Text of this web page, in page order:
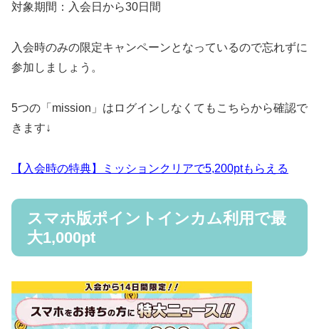
対象期間：入会日から30日間
入会時のみの限定キャンペーンとなっているので忘れずに
参加しましょう。
5つの「mission」はログインしなくてもこちらから確認で
きます↓
【入会時の特典】ミッションクリアで5,200ptもらえる
スマホ版ポイントインカム利用で最
大1,000pt